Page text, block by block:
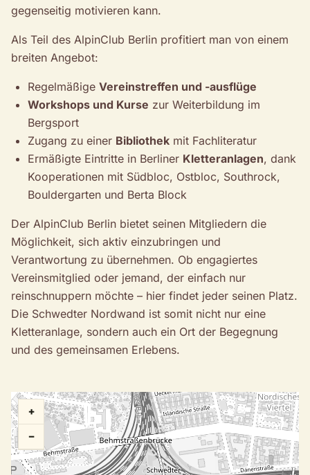
gegenseitig motivieren kann.
Als Teil des AlpinClub Berlin profitiert man von einem
breiten Angebot:
Regelmäßige Vereinstreffen und -ausflüge
Workshops und Kurse zur Weiterbildung im
Bergsport
Zugang zu einer Bibliothek mit Fachliteratur
Ermäßigte Eintritte in Berliner Kletteranlagen, dank
Kooperationen mit Südbloc, Ostbloc, Southrock,
Bouldergarten und Berta Block
Der AlpinClub Berlin bietet seinen Mitgliedern die
Möglichkeit, sich aktiv einzubringen und
Verantwortung zu übernehmen. Ob engagiertes
Vereinsmitglied oder jemand, der einfach nur
reinschnuppern möchte – hier findet jeder seinen Platz.
Die Schwedter Nordwand ist somit nicht nur eine
Kletteranlage, sondern auch ein Ort der Begegnung
und des gemeinsamen Erlebens.
+
−